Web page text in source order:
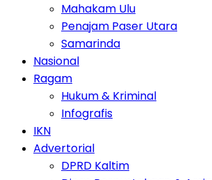
Mahakam Ulu
Penajam Paser Utara
Samarinda
Nasional
Ragam
Hukum & Kriminal
Infografis
IKN
Advertorial
DPRD Kaltim